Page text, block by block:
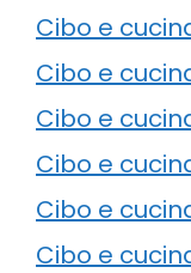
Cibo e
Cibo e
Cibo e
Cibo e
Cibo e
Cibo e